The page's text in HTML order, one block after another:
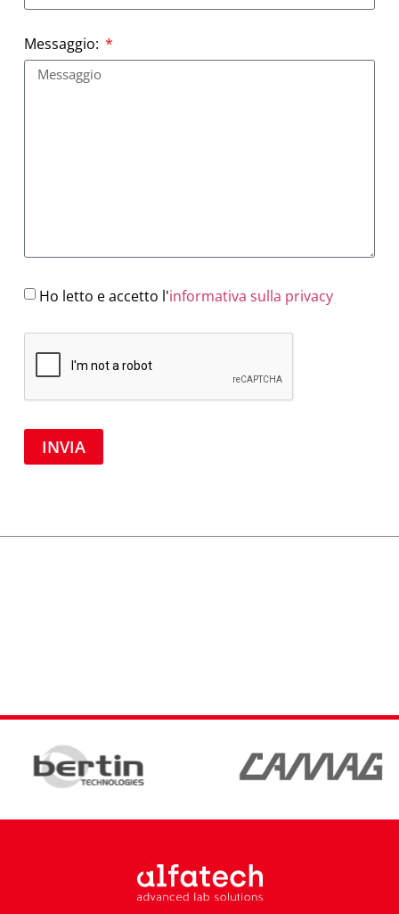
Messaggio:
Ho letto e accetto l'informativa sulla privacy
INVIA